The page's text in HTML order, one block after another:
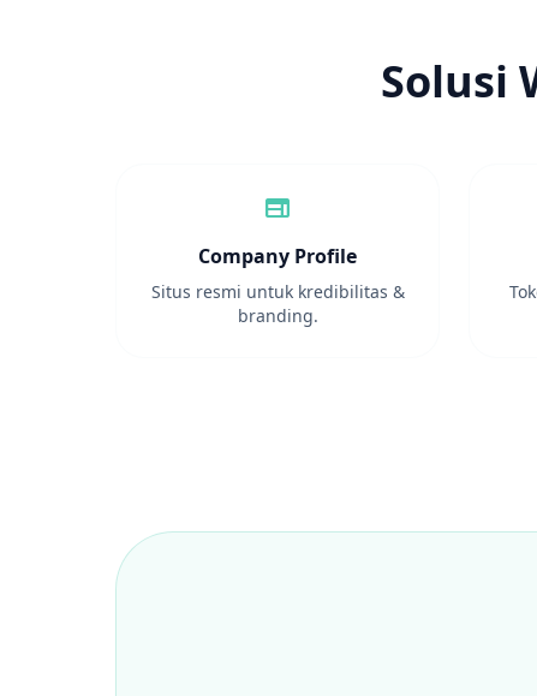
Solusi
web
Company Profile
Situs resmi untuk kredibilitas &
branding.